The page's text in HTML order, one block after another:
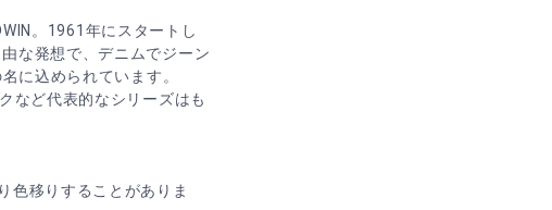
。1961年にスタートし
な発想で、デニムでジーン
に込められています。
など代表的なシリーズはも
色移りすることがありま